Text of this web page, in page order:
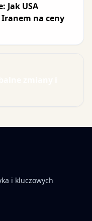
Jak USA
na ceny
i kluczowych